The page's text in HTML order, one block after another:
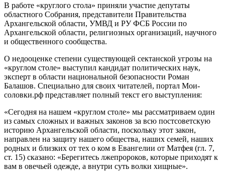
В работе «круглого стола» приняли участие депутаты
областного Собрания, представители Правительства
Архангельской области, УМВД и РУ ФСБ России по
Архангельской области, религиозных организаций, научного
и общественного сообщества.
О недооценке степени существующей сектанской угрозы на
«круглом столе» выступил кандидат политических наук,
эксперт в области национальной безопасности Роман
Балашов. Специально для своих читателей, портал Мои-
соловки.рф представляет полный текст его выступления:
«Сегодня на нашем «круглом столе» мы рассматриваем один
из самых сложных и важных законов за всю постсоветскую
историю Архангельской области, поскольку этот закон,
направлен на защиту нашего общества, наших семей, наших
родных и близких от тех о ком в Евангелии от Матфея (гл. 7,
ст. 15) сказано: «Берегитесь лжепророков, которые приходят к
вам в овечьей одежде, а внутри суть волки хищные».